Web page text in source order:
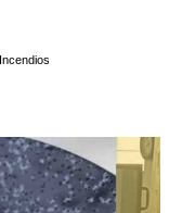
Incendios